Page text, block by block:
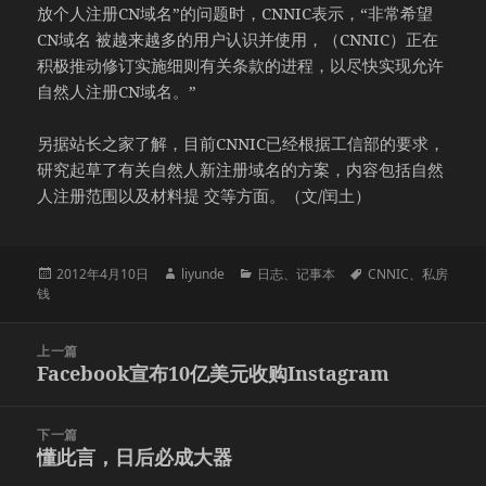
放个人注册CN域名”的问题时，CNNIC表示，“非常希望
CN域名 被越来越多的用户认识并使用，（CNNIC）正在
积极推动修订实施细则有关条款的进程，以尽快实现允许
自然人注册CN域名。”
另据站长之家了解，目前CNNIC已经根据工信部的要求，
研究起草了有关自然人新注册域名的方案，内容包括自然
人注册范围以及材料提 交等方面。（文/闰土）
发
2012年4月10日
作
liyunde
分
日志、记事本
标
CNNIC、私房
钱
上一篇
上
文
章：
Facebook宣布10亿美元收购Instagram
下一篇
下
懂此言，日后必成大器